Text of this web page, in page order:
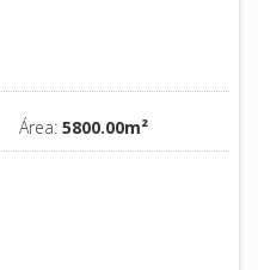
Área: 5800.00m²